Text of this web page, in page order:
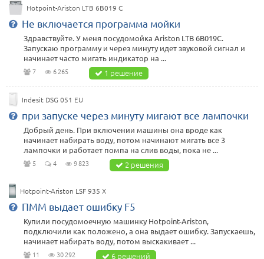
Hotpoint-Ariston LTB 6B019 C
Не включается программа мойки
Здравствуйте. У меня посудомойка Ariston LTB 6B019C.
Запускаю программу и через минуту идет звуковой сигнал и
начинает часто мигать индикатор на ...
7 6 265 1 решение
Indesit DSG 051 EU
при запуске через минуту мигают все лампочки
Добрый день. При включении машины она вроде как
начинает набирать воду, потом начинают мигать все 3
лампочки и работает помпа на слив воды, пока не ...
5 4 9 823 2 решения
Hotpoint-Ariston LSF 935 X
ПММ выдает ошибку F5
Купили посудомоечную машинку Hotpoint-Ariston,
подключили как положено, а она выдает ошибку. Запускаешь,
начинает набирать воду, потом выскакивает ...
11 30 292 6 решений